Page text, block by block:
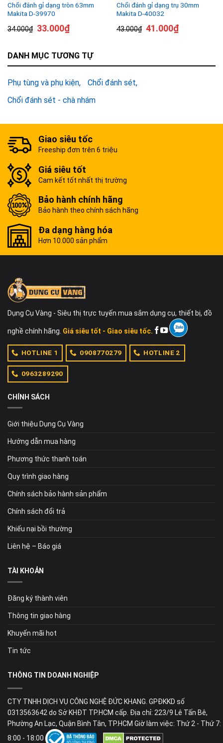
Chổi đánh gỉ dạng tròn 63mm
Makita D-39970
34.000₫ 33.000₫
Chổi đánh gỉ dạng trụ 30mm
Makita D-40032
43.000₫ 41.000₫
DANH MỤC TƯƠNG TỰ
Phụ tùng và phụ kiện
Chổi đánh sét
Chổi đánh sét - chà nhám
Giao siêu tốc
Freeship đơn trên 6 triệu
Giá siêu tốt
Cam kết tốt nhất thị trường
Bảo hành chính hãng
Bảo hành theo chính sách hãng
Đa dạng hàng hóa
Hơn 10.000 sản phẩm
Dụng Cụ Vàng - Siêu thị trực tuyến mua sắm dụng cụ, thiết bị, đồ
nghề chính hãng. Giá siêu tốt - Giao siêu tốc.
HOTLINE 1 0908770279 HOTLINE 2
0963289290
CHÍNH SÁCH
Giới thiệu Dụng Cụ Vàng
Hướng dẫn mua hàng
Phương thức thanh toán
Quy trình giao hàng
Chính sách bảo hành sản phẩm
Chính sách đổi trả
Khiếu nại bồi thường
Liên hệ – Báo giá
TÀI KHOẢN
Đăng ký thành viên
Thông tin giao hàng
Khuyến mãi hot
Tin tức
THÔNG TIN DOANH NGHIỆP
CTY TNHH DỊCH VỤ CÔNG NGHỆ ĐỨC KHANG. GPĐKKD số
0313563642 do Sở KHĐT TP.HCM cấp. Địa chỉ: 223/9 Lê Tấn Bê,
Phường An Lạc, Quận Bình Tân, TP.HCM Giờ làm việc: Thứ 2 - Thứ 7:
8:00 - 18:00